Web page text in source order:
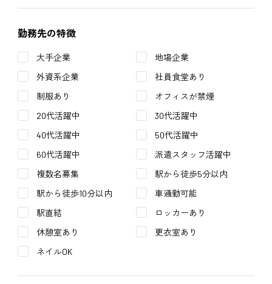
勤務先の特徴
大手企業
地場企業
外資系企業
社員食堂あり
制服あり
オフィスが禁煙
20代活躍中
30代活躍中
40代活躍中
50代活躍中
60代活躍中
派遣スタッフ活躍中
複数名募集
駅から徒歩5分以内
駅から徒歩10分以内
車通勤可能
駅直結
ロッカーあり
休憩室あり
更衣室あり
ネイルOK